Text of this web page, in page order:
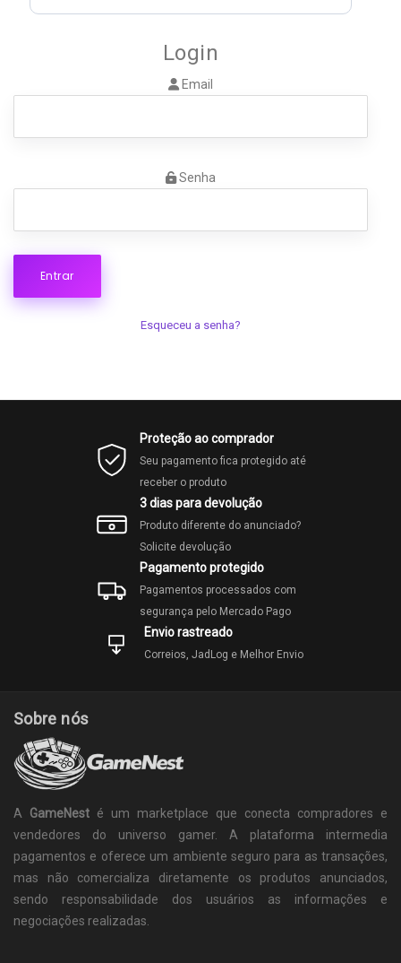
Login
Email
Senha
Esqueceu a senha?
Proteção ao comprador
Seu pagamento fica protegido até
receber o produto
3 dias para devolução
Produto diferente do anunciado?
Solicite devolução
Pagamento protegido
Pagamentos processados com
segurança pelo Mercado Pago
Envio rastreado
Correios, JadLog e Melhor Envio
Sobre nós
A GameNest é um marketplace que conecta compradores e
vendedores do universo gamer. A plataforma intermedia
pagamentos e oferece um ambiente seguro para as transações,
mas não comercializa diretamente os produtos anunciados,
sendo responsabilidade dos usuários as informações e
negociações realizadas.